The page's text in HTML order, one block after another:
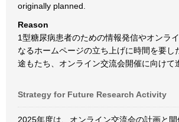
originally planned.
Reason
1型糖尿病患者のための情報発信やオンラ
なるホームページの立ち上げに時間を要し
途もたち、オンライン交流会開催に向けて
Strategy for Future Research Activity
2025年度は、オンライン交流会の計画と開